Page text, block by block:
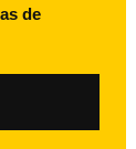
de